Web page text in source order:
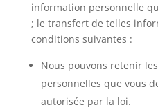
information personnelle
; le transfert de telles
conditions suivantes :
Nous pouvons retenir
personnelles que vous
autorisée par la loi.